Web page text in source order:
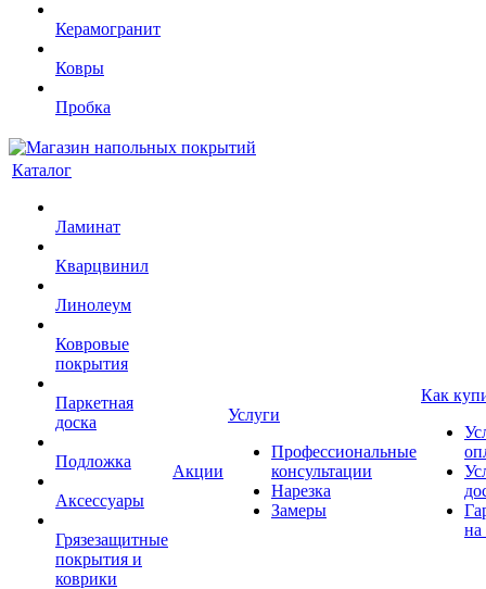
Керамогранит
Ковры
Пробка
Каталог
Ламинат
Кварцвинил
Линолеум
Ковровые
покрытия
Паркетная
доска
Подложка
Аксессуары
Грязезащитные
покрытия и
коврики
Акции
Услуги
Профессиональные
консультации
Нарезка
Замеры
Как
на